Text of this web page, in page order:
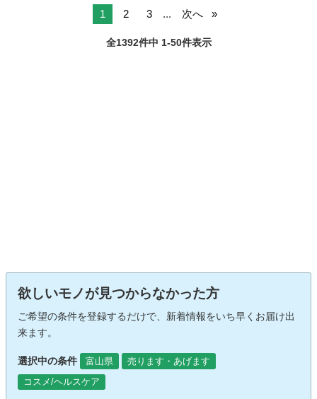
1 2 3 ... 次へ
全1392件中 1-50件表示
欲しいモノが見つからなかった方
ご希望の条件を登録するだけで、新着情報をいち早くお届け出
来ます。
選択中の条件 富山県
売ります・あげます
コスメ/ヘルスケア